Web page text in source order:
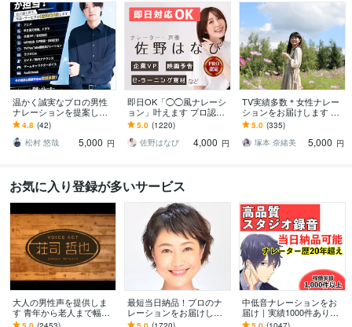
温かく誠実なプロの男性
ナレーションを提案しま
す 心を掴む中低音の男性
ボイスが、あなたの力に
なる
4.8 (42)
松村 悠哉
5,000 円
即日OK「◯◯風ナレーシ
ョン」叶えます プロ認定
★あのCMみたいな…イメ
ージをそのまま！
5.0 (1220)
佐野はなび
4,000 円
TV実績多数＊女性ナレー
ションをお届けします 安
定＆透明感！プロの声
優・役者による高品質な
ボイスです♪
5.0 (335)
塚本 奈緒美
5,000 円
お気に入り登録が多いサービス
大人の男性声を提供しま
す 青年から老人まで幅広
いニーズにお応えします
最短当日納品！プロのナ
レーションをお届けしま
す 長文大歓迎！PR動画、
中低音ナレーションをお
届け｜実績1000件ありま
す 【無料修正１回】【50